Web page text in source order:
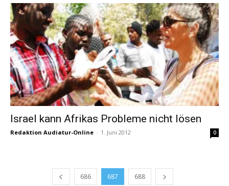
Israel kann Afrikas Probleme nicht lösen
Redaktion Audiatur-Online - 1. Juni 2012 0
686 687 688